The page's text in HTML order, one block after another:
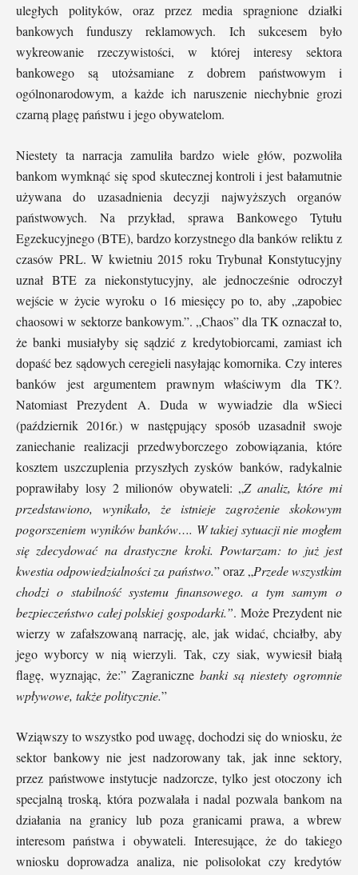
uległych polityków, oraz przez media spragnione działki
bankowych funduszy reklamowych. Ich sukcesem było
wykreowanie rzeczywistości, w której interesy sektora
bankowego są utożsamiane z dobrem państwowym i
ogólnonarodowym, a każde ich naruszenie niechybnie grozi
czarną plagę państwu i jego obywatelom.
Niestety ta narracja zamuliła bardzo wiele głów, pozwoliła
bankom wymknąć się spod skutecznej kontroli i jest bałamutnie
używana do uzasadnienia decyzji najwyższych organów
państwowych. Na przykład, sprawa Bankowego Tytułu
Egzekucyjnego (BTE), bardzo korzystnego dla banków reliktu z
czasów PRL. W kwietniu 2015 roku Trybunał Konstytucyjny
uznał BTE za niekonstytucyjny, ale jednocześnie odroczył
wejście w życie wyroku o 16 miesięcy po to, aby „zapobiec
chaosowi w sektorze bankowym.”. „Chaos” dla TK oznaczał to,
że banki musiałyby się sądzić z kredytobiorcami, zamiast ich
dopaść bez sądowych ceregieli nasyłając komornika. Czy interes
banków jest argumentem prawnym właściwym dla TK?.
Natomiast Prezydent A. Duda w wywiadzie dla wSieci
(październik 2016r.) w następujący sposób uzasadnił swoje
zaniechanie realizacji przedwyborczego zobowiązania, które
kosztem uszczuplenia przyszłych zysków banków, radykalnie
poprawiłaby losy 2 milionów obywateli: „Z analiz, które mi
przedstawiono, wynikało, że istnieje zagrożenie skokowym
pogorszeniem wyników banków…. W takiej sytuacji nie mogłem
się zdecydować na drastyczne kroki. Powtarzam: to już jest
kwestia odpowiedzialności za państwo.” oraz „Przede wszystkim
chodzi o stabilność systemu finansowego. a tym samym o
bezpieczeństwo całej polskiej gospodarki.”. Może Prezydent nie
wierzy w zafałszowaną narrację, ale, jak widać, chciałby, aby
jego wyborcy w nią wierzyli. Tak, czy siak, wywiesił białą
flagę, wyznając, że:” Zagraniczne banki są niestety ogromnie
wpływowe, także politycznie.”
Wziąwszy to wszystko pod uwagę, dochodzi się do wniosku, że
sektor bankowy nie jest nadzorowany tak, jak inne sektory,
przez państwowe instytucje nadzorcze, tylko jest otoczony ich
specjalną troską, która pozwalała i nadal pozwala bankom na
działania na granicy lub poza granicami prawa, a wbrew
interesom państwa i obywateli. Interesujące, że do takiego
wniosku doprowadza analiza, nie polisolokat czy kredytów